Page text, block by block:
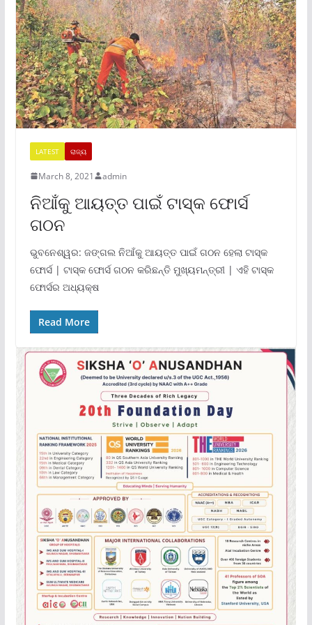
LATEST ରାଜ୍ୟ
March 8, 2021 admin
ନିଆଁକୁ ଆୟତ୍ତ ପାଇଁ ଟାସ୍କ ଫୋର୍ସ
ଗଠନ
ଭୁବନେଶ୍ୱର: ଜଙ୍ଗଲ ନିଆଁକୁ ଆୟତ୍ତ ପାଇଁ ଗଠନ ହେଲା ଟାସ୍କ
ଫୋର୍ସ | ଟାସ୍କ ଫୋର୍ସ ଗଠନ କରିଛନ୍ତି ମୁଖ୍ୟମନ୍ତ୍ରୀ | ଏହି ଟାସ୍କ
ଫୋର୍ସର ଅଧ୍ୟକ୍ଷ
Read More